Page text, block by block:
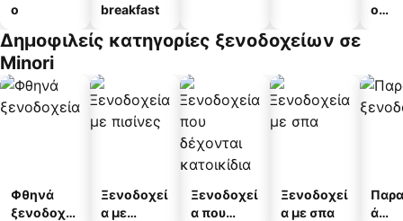
ο
breakfast
ο
Δημοφιλείς κατηγορίες ξενοδοχείων σε
Minori
Φθηνά
ξενοδοχεί
Ξενοδοχεί
α με
Ξενοδοχεί
α που
Ξενοδοχεί
α με σπα
ά